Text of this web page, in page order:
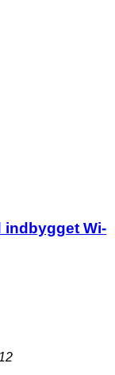
indbygget Wi-